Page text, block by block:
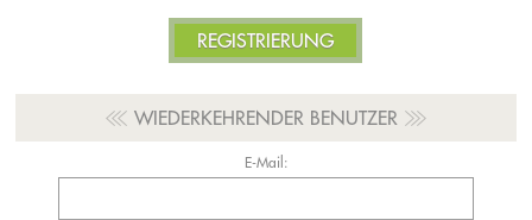
WIEDERKEHRENDER BENUTZER
E-Mail: